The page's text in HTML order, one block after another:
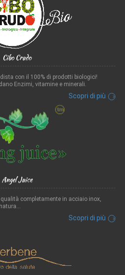
Cibo Crudo
con il 100% di prodotti biologici!
Enzimi, vitamine e minerali.
Scopri di più
Angel Juice
completamente in acciaio inox,
Scopri di più